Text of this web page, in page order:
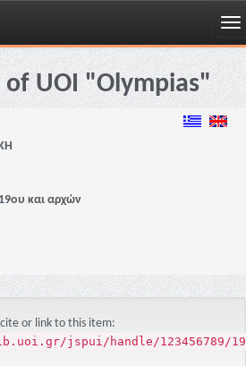
of UOI "Olympias"
και αρχών
or link to this item:
jspui/handle/123456789/